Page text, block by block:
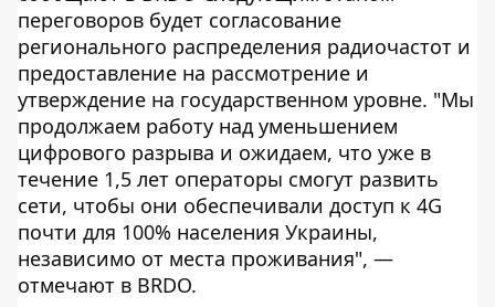
переговоров будет согласование
регионального распределения радиочастот и
предоставление на рассмотрение и
утверждение на государственном уровне. "Мы
продолжаем работу над уменьшением
цифрового разрыва и ожидаем, что уже в
течение 1,5 лет операторы смогут развить
сети, чтобы они обеспечивали доступ к 4G
почти для 100% населения Украины,
независимо от места проживания", —
отмечают в BRDO.